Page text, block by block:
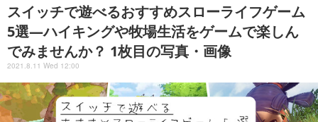
スイッチで遊べるおすすめスローライフゲーム
5選―ハイキングや牧場生活をゲームで楽しん
でみませんか？ 1枚目の写真・画像
2021.8.11 Wed 12:00